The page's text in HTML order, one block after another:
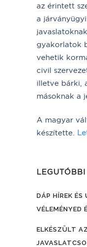
az érintett
a
gyakorlatok
vehetik
civil
illetve bárki,
másoknak a
A magyar
készítette.
DÁP HÍREK ÉS
VÉLEMÉNYED
ELKÉSZÜLT